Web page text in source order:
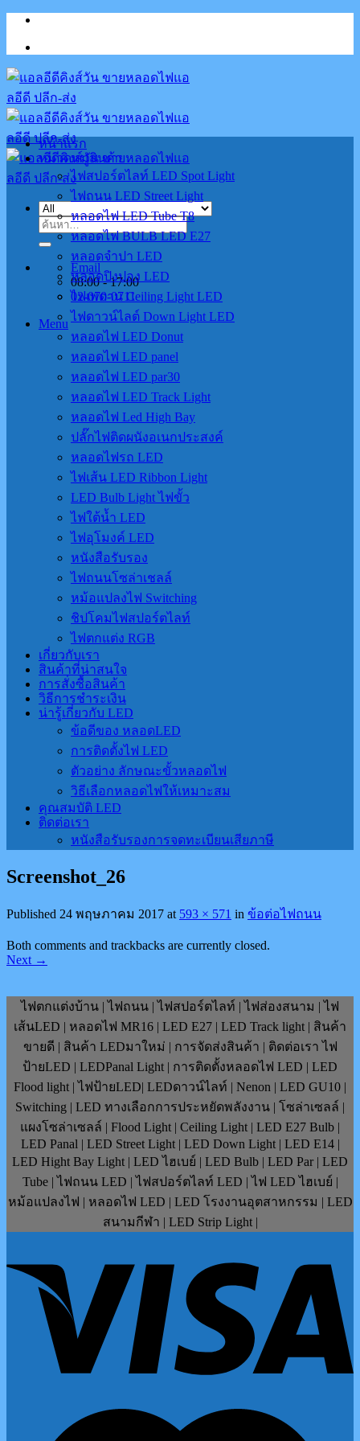
Skip
content
ค้นหา:
Email
08:00 - 17:00
02-070-0711
Menu
หน้าแรก
หมวดหมู่สินค้า
ไฟสปอร์ตไลท์ LED Spot Light
ไฟถนน LED Street Light
หลอดไฟ LED Tube T8
หลอดไฟ BULB LED E27
หลอดจำปา LED
หลอดปิงปอง LED
ไฟเพดาน Ceiling Light LED
ไฟดาวน์ไลต์ Down Light LED
หลอดไฟ LED Donut
หลอดไฟ LED panel
หลอดไฟ LED par30
หลอดไฟ LED Track Light
หลอดไฟ Led High Bay
ปลั๊กไฟติดผนังอเนกประสงค์
หลอดไฟรถ LED
ไฟเส้น LED Ribbon Light
LED Bulb Light ไฟขั้ว
ไฟใต้น้ำ LED
ไฟอุโมงค์ LED
หนังสือรับรอง
ไฟถนนโซล่าเชลล์
หม้อแปลงไฟ Switching
ชิปโคมไฟสปอร์ตไลท์
ไฟตกแต่ง RGB
เกี่ยวกับเรา
สินค้าที่น่าสนใจ
การสั่งซื้อสินค้า
วิธีการชำระเงิน
น่ารู้เกี่ยวกับ LED
ข้อดีของ หลอดLED
การติดตั้งไฟ LED
ตัวอย่าง ลักษณะขั้วหลอดไฟ
วิธีเลือกหลอดไฟให้เหมาะสม
คุณสมบัติ LED
ติดต่อเรา
หนังสือรับรองการจดทะเบียนเสียภาษี
Screenshot_26
Published 24 พฤษภาคม 2017 at 593 × 571 in ข้อต่อไฟถนน
Both comments and trackbacks are currently closed.
Next →
ไฟตกแต่งบ้าน | ไฟถนน | ไฟสปอร์ตไลท์ | ไฟส่องสนาม | ไฟ
เส้นLED | หลอดไฟ MR16 | LED E27 | LED Track light | สินค้า
ขายดี | สินค้า LEDมาใหม่ | การจัดส่งสินค้า | ติดต่อเรา ไฟ
ป้ายLED | LEDPanal Light | การติดตั้งหลอดไฟ LED | LED
Flood light | ไฟป้ายLED| LEDดาวน์ไลท์ | Nenon | LED GU10 |
Switching | LED ทางเลือกการประหยัดพลังงาน | โซล่าเซลล์ |
แผงโซล่าเซลล์ | Flood Light | Ceiling Light | LED E27 Bulb |
LED Panal | LED Street Light | LED Down Light | LED E14 |
LED Hight Bay Light | LED ไฮเบย์ | LED Bulb | LED Par | LED
Tube | ไฟถนน LED | ไฟสปอร์ตไลท์ LED | ไฟ LED ไฮเบย์ |
หม้อแปลงไฟ | หลอดไฟ LED | LED โรงงานอุตสาหกรรม | LED
สนามกีฬา | LED Strip Light |